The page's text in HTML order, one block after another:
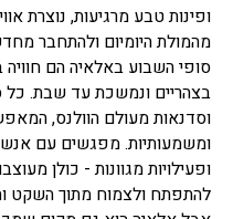
ופינות טבע מרגיעות, נוצרת
מהמולת היומיום ולהתחבר
סופי השבוע באלאיה הם
בצהריים ונמשכת עד שבת. כל
וסדנאות מעולם הוולנס,
ומשמעותיות. מפגשים עם
ופעילויות מגוונות - כולן
להתפתח ולצמוח מתוך השקט